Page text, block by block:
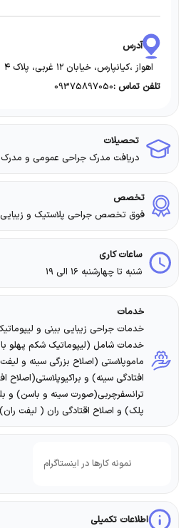
آدرس
اهواز ،کیانپارس، خیابان ۱۲ غربی، پلاک ۴
تلفن تماس :09375897050
تحصیلات
دریافت مدرک جراحی عمومی و
تخصص
فوق تخصص جراحی پلاستیک و
ساعات کاری
شنبه تا چهارشنبه ۱۶ الی ۱۹
خدمات
خدمات جراحی زیبایی بینی و
خدمات شامل (لیپوماتیک شکم پهلو
ماموپلاستی (اصلاح بزرگی سینه و
افتادگی سینه) و براکیوپلاستی(اصلاح
ترانسفرچربی(صورت سینه و باسن) و
پلک) و اصلاح اقتادگی ران ( لیفت
نمونه کارها در اینستاگرام
اطلاعات تکمیلی